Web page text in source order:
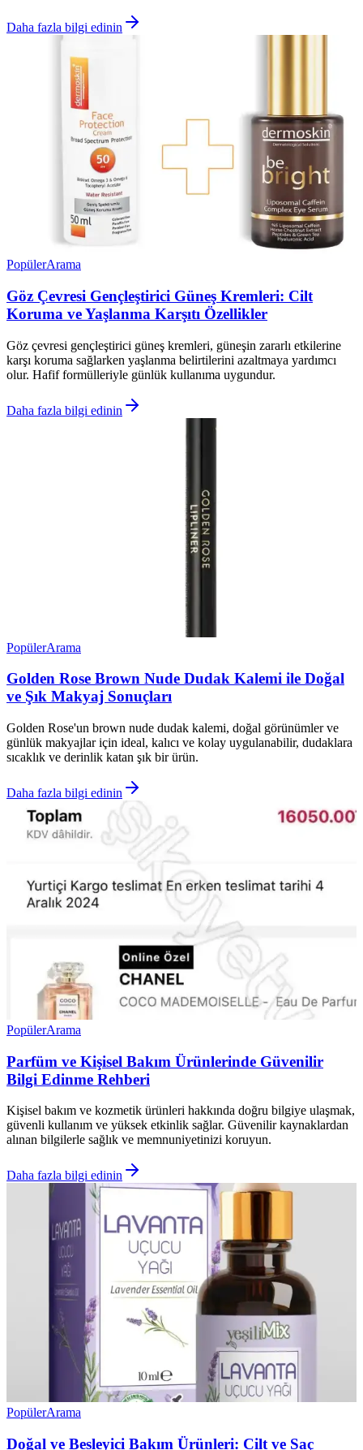
Daha fazla bilgi edinin
PopülerArama
Göz Çevresi Gençleştirici Güneş Kremleri: Cilt
Koruma ve Yaşlanma Karşıtı Özellikler
Göz çevresi gençleştirici güneş kremleri, güneşin zararlı etkilerine
karşı koruma sağlarken yaşlanma belirtilerini azaltmaya yardımcı
olur. Hafif formülleriyle günlük kullanıma uygundur.
Daha fazla bilgi edinin
PopülerArama
Golden Rose Brown Nude Dudak Kalemi ile Doğal
ve Şık Makyaj Sonuçları
Golden Rose'un brown nude dudak kalemi, doğal görünümler ve
günlük makyajlar için ideal, kalıcı ve kolay uygulanabilir, dudaklara
sıcaklık ve derinlik katan şık bir ürün.
Daha fazla bilgi edinin
PopülerArama
Parfüm ve Kişisel Bakım Ürünlerinde Güvenilir
Bilgi Edinme Rehberi
Kişisel bakım ve kozmetik ürünleri hakkında doğru bilgiye ulaşmak,
güvenli kullanım ve yüksek etkinlik sağlar. Güvenilir kaynaklardan
alınan bilgilerle sağlık ve memnuniyetinizi koruyun.
Daha fazla bilgi edinin
PopülerArama
Doğal ve Besleyici Bakım Ürünleri: Cilt ve Saç